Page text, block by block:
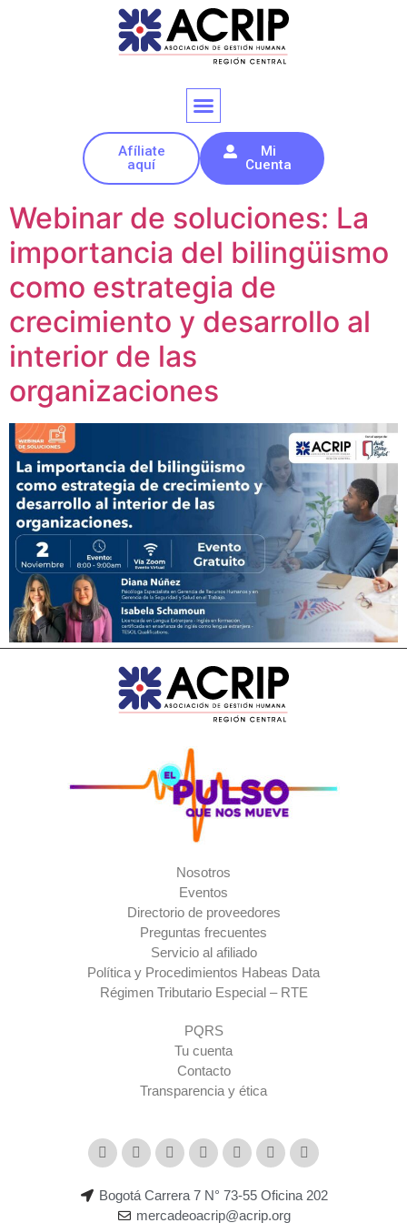
Afíliate
aquí
Mi
Cuenta
Webinar de soluciones: La
importancia del bilingüismo
como estrategia de
crecimiento y desarrollo al
interior de las
organizaciones
Nosotros
Eventos
Directorio de proveedores
Preguntas frecuentes
Servicio al afiliado
Política y Procedimientos Habeas Data
Régimen Tributario Especial – RTE​
PQRS
Tu cuenta
Contacto
Transparencia y ética
Bogotá Carrera 7 N° 73-55 Oficina 202
mercadeoacrip@acrip.org